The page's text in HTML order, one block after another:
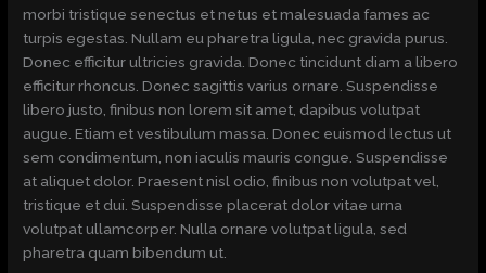
morbi tristique senectus et netus et malesuada fames ac
turpis egestas. Nullam eu pharetra ligula, nec gravida purus.
Donec efficitur ultricies gravida. Donec tincidunt diam a libero
efficitur rhoncus. Donec sagittis varius ornare. Suspendisse
libero justo, finibus non lorem sit amet, dapibus volutpat
augue. Etiam et vestibulum massa. Donec euismod lectus ut
sem condimentum, non iaculis mauris congue. Suspendisse
at aliquet dolor. Praesent nisl odio, finibus non volutpat vel,
tristique et dui. Suspendisse placerat dolor vitae urna
volutpat ullamcorper. Nulla ornare volutpat ligula, sed
pharetra quam bibendum ut.